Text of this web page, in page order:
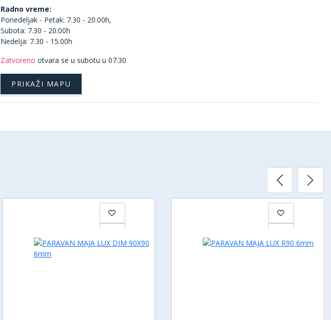
Radno vreme:
Ponedeljak - Petak: 7.30 - 20.00h,
Subota: 7.30 - 20.00h
Nedelja: 7.30 - 15.00h
Zatvoreno otvara se u subotu u 07:30
PRIKAŽI MAPU